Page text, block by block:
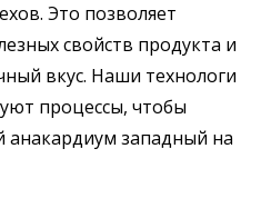
Это позволяет
свойств продукта и
вкус. Наши технологи
процессы, чтобы
западный на